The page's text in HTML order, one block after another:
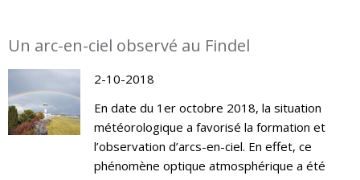
Un arc-en-ciel observé au Findel
2-10-2018
En date du 1er octobre 2018, la situation
météorologique a favorisé la formation et
l’observation d’arcs-en-ciel. En effet, ce
phénomène optique atmosphérique a été